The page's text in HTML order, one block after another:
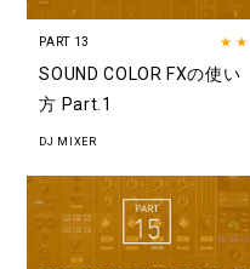
PART 13 ★★
SOUND COLOR FXの使い
方 Part.1
DJ MIXER